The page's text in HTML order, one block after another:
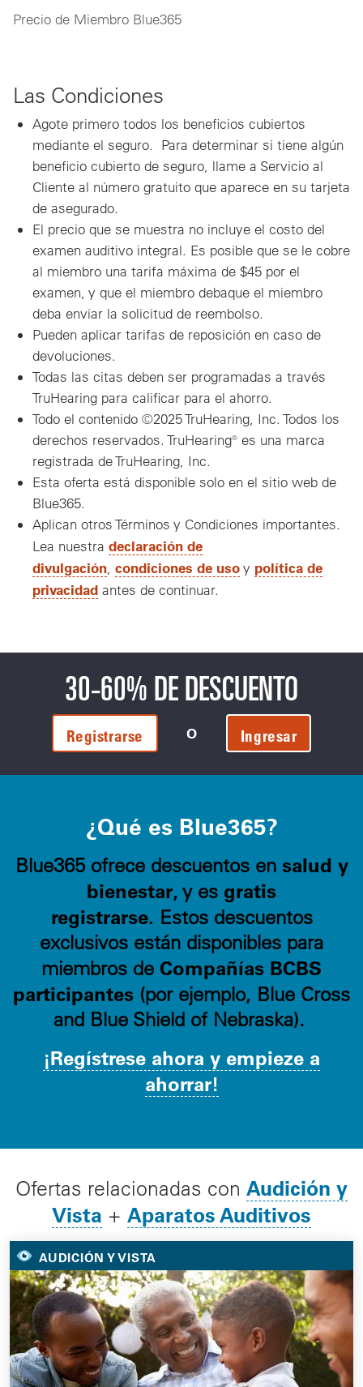
Precio de Miembro Blue365
Las Condiciones
Agote primero todos los beneficios cubiertos
mediante el seguro. Para determinar si tiene algún
beneficio cubierto de seguro, llame a Servicio al
Cliente al número gratuito que aparece en su tarjeta
de asegurado.
El precio que se muestra no incluye el costo del
examen auditivo integral. Es posible que se le cobre
al miembro una tarifa máxima de $45 por el
examen, y que el miembro debaque el miembro
deba enviar la solicitud de reembolso.
Pueden aplicar tarifas de reposición en caso de
devoluciones.
Todas las citas deben ser programadas a través
TruHearing para calificar para el ahorro.
Todo el contenido ©2025 TruHearing, Inc. Todos los
derechos reservados. TruHearing® es una marca
registrada de TruHearing, Inc.
Esta oferta está disponible solo en el sitio web de
Blue365.
Aplican otros Términos y Condiciones importantes.
Lea nuestra declaración de
divulgación condiciones de usoy política de
privacidad antes de continuar.
30-60% DE DESCUENTO
Registrarse O Ingresar
¿Qué es Blue365?
Blue365 ofrece descuentos en salud y
bienestar, y es gratis
registrarse. Estos descuentos
exclusivos están disponibles para
miembros de Compañías BCBS
participantes (por ejemplo, Blue Cross
and Blue Shield of Nebraska).
¡Regístrese ahora y empieze a
ahorrar!
Ofertas relacionadas con Audición y
Vista + Aparatos Auditivos
AUDICIÓN Y VISTA